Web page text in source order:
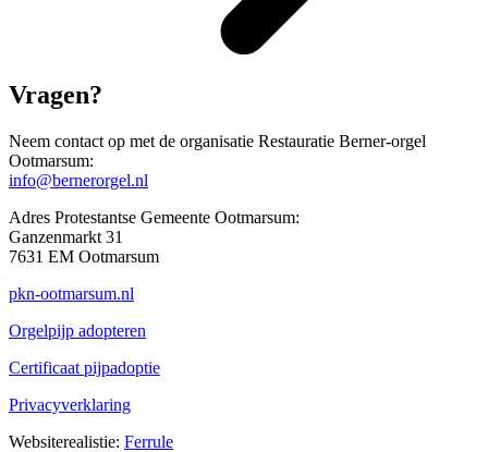
Vragen?
Neem contact op met de organisatie Restauratie Berner-orgel
Ootmarsum:
info@bernerorgel.nl
Adres Protestantse Gemeente Ootmarsum:
Ganzenmarkt 31
7631 EM Ootmarsum
pkn-ootmarsum.nl
Orgelpijp adopteren
Certificaat pijpadoptie
Privacyverklaring
Websiterealistie: Ferrule